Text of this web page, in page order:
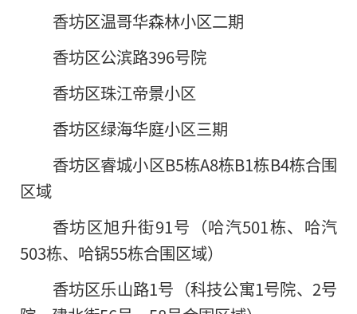
香坊区温哥华森林小区二期
香坊区公滨路396号院
香坊区珠江帝景小区
香坊区绿海华庭小区三期
香坊区睿城小区B5栋A8栋B1栋B4栋合围
区域
香坊区旭升街91号（哈汽501栋、哈汽
503栋、哈锅55栋合围区域）
香坊区乐山路1号（科技公寓1号院、2号